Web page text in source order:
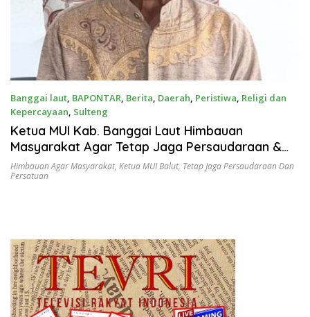
Banggai laut, BAPONTAR, Berita, Daerah, Peristiwa, Religi dan
Kepercayaan, Sulteng
Mei 16, 2025
Ketua MUI Kab. Banggai Laut Himbauan
Masyarakat Agar Tetap Jaga Persaudaraan &
Persatuan
Himbauan Agar Masyarakat, Ketua MUI Balut, Tetap Jaga Persaudaraan Dan
Persatuan